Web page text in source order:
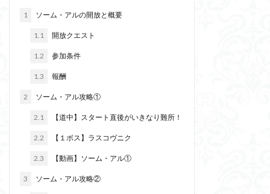
1 ソーム・アルの開放と概要
1.1 開放クエスト
1.2 参加条件
1.3 報酬
2 ソーム・アル攻略①
2.1 【道中】スタート直後がいきなり難所！
2.2 【１ボス】ラスコヴニク
2.3 【動画】ソーム・アル①
3 ソーム・アル攻略②